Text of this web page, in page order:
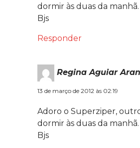
dormir às duas da manhã.
Bjs
Responder
Regina Aguiar
13 de março de 2012 às 02:19
Adoro o Superziper,
dormir às duas da manhã.
Bjs